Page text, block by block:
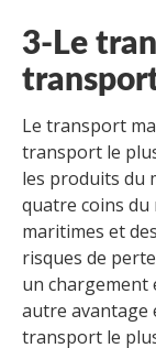
3-Le
Le transport
transport le
les produits du
quatre coins du
maritimes et
risques de
un chargement
autre avantage
transport le